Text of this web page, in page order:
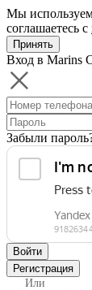
Мы
соглашаетесь с
Принять
Вход в Marins
Забыли
Войти
Регистрация
Или